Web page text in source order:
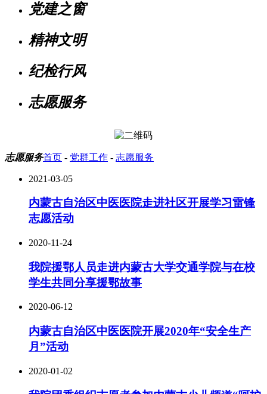
党建之窗
精神文明
纪检行风
志愿服务
志愿服务首页 - 党群工作 - 志愿服务
2021-03-05
内蒙古自治区中医医院走进社区开展学习雷锋
志愿活动
2020-11-24
我院援鄂人员走进内蒙古大学交通学院与在校
学生共同分享援鄂故事
2020-06-12
内蒙古自治区中医医院开展2020年“安全生产
月”活动
2020-01-02